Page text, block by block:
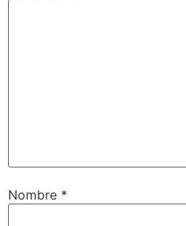
Nombre *